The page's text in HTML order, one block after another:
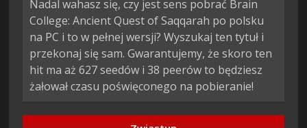
Nadal wahasz się, czy jest sens pobrać Brain
College: Ancient Quest of Saqqarah po polsku
na PC i to w pełnej wersji? Wyszukaj ten tytuł i
przekonaj się sam. Gwarantujemy, że skoro ten
hit ma aż 627 seedów i 38 peerów to będziesz
żałował czasu poświęconego na pobieranie!